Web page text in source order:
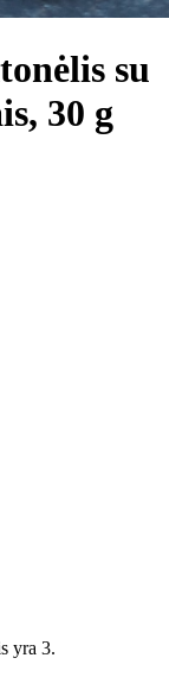
su
30 g
yra 3.